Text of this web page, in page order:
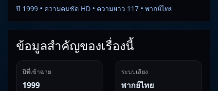
ปี 1999 • ความคมชัด HD • ความยาว 117 • พากย์ไทย
ข้อมูลสำคัญของเรื่องนี้
ปีที่เข้าฉาย
1999
ระบบเสียง
พากย์ไทย